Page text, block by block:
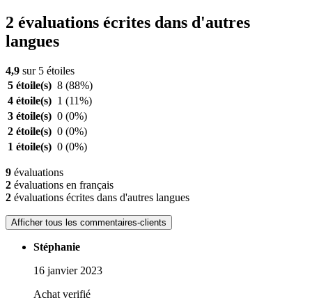
2 évaluations écrites dans d'autres
langues
4,9 sur 5 étoiles
5 étoile(s) 8 (88%)
4 étoile(s) 1 (11%)
3 étoile(s) 0 (0%)
2 étoile(s) 0 (0%)
1 étoile(s) 0 (0%)
9 évaluations
2 évaluations en français
2 évaluations écrites dans d'autres langues
Afficher tous les commentaires-clients
Stéphanie
16 janvier 2023
Achat verifié